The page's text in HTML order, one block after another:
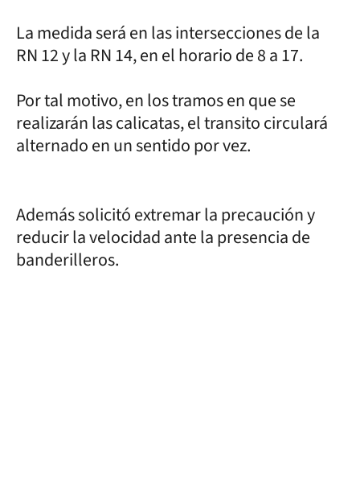
La medida será en las intersecciones de la
RN 12 y la RN 14, en el horario de 8 a 17.
Por tal motivo, en los tramos en que se
realizarán las calicatas, el transito circulará
alternado en un sentido por vez.
Además solicitó extremar la precaución y
reducir la velocidad ante la presencia de
banderilleros.